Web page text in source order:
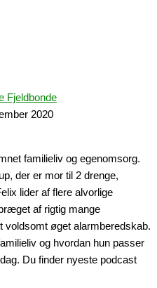
Fjeldbonde
2020
familieliv og egenomsorg.
der er mor til 2 drenge,
lider af flere alvorlige
af rigtig mange
voldsomt øget alarmberedskab.
og hvordan hun passer
Du finder nyeste podcast